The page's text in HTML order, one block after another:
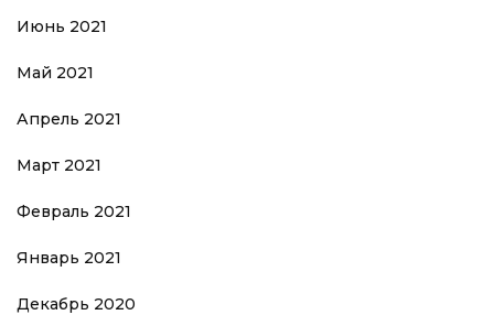
Июнь 2021
Май 2021
Апрель 2021
Март 2021
Февраль 2021
Январь 2021
Декабрь 2020